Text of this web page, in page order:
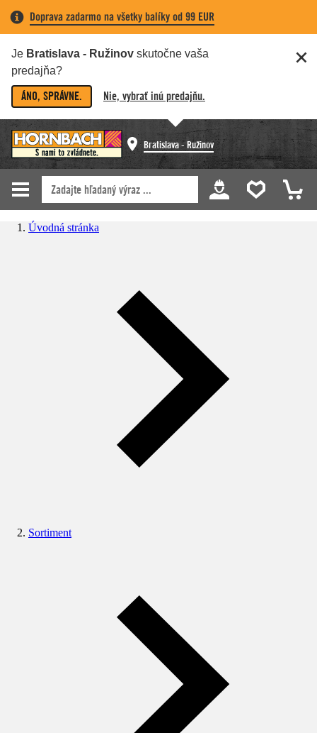
Doprava zadarmo na všetky balíky od 99 EUR
Je Bratislava - Ružinov skutočne vaša
predajňa?
ÁNO, SPRÁVNE. Nie, vybrať inú predajňu.
Bratislava - Ružinov
Úvodná stránka
Sortiment